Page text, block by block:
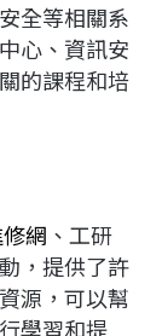
全等相關系
心、資訊安
的課程和培
網 、工研
，提供了許
源，可以幫
學習和提